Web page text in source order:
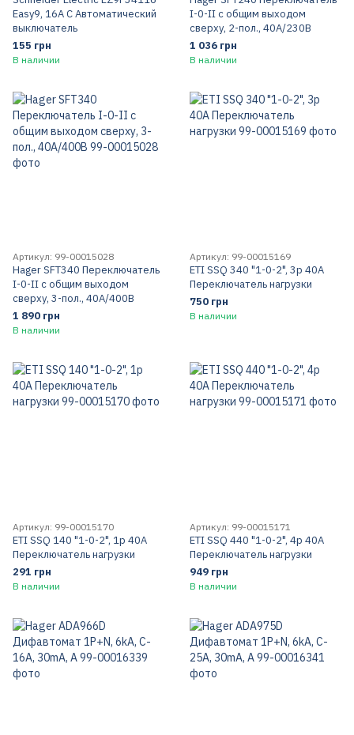
Easy9, 16A C Автоматический
выключатель
155 грн
В наличии
I-0-II с общим выходом
сверху, 2-пол., 40А/230В
1 036 грн
В наличии
Артикул: 99-00015028
Hager SFT340 Переключатель
I-0-II с общим выходом
сверху, 3-пол., 40А/400В
1 890 грн
В наличии
Артикул: 99-00015169
ЕТІ SSQ 340 "1-0-2", 3p 40A
Переключатель нагрузки
750 грн
В наличии
Артикул: 99-00015170
ЕТІ SSQ 140 "1-0-2", 1p 40A
Переключатель нагрузки
291 грн
В наличии
Артикул: 99-00015171
ЕТІ SSQ 440 "1-0-2", 4p 40A
Переключатель нагрузки
949 грн
В наличии